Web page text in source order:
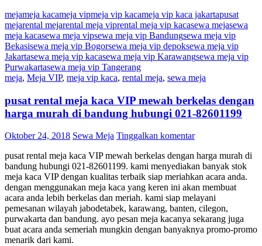
mejameja kacameja vipmeja vip kacameja vip kaca jakartapusat
mejarental mejarental meja viprental meja vip kacasewa mejasewa
meja kacasewa meja vipsewa meja vip Bandungsewa meja vip
Bekasisewa meja vip Bogorsewa meja vip depoksewa meja vip
Jakartasewa meja vip kacasewa meja vip Karawangsewa meja vip
Purwakartasewa meja vip Tangerang
meja, Meja VIP, meja vip kaca, rental meja, sewa meja
pusat rental meja kaca VIP mewah berkelas dengan
harga murah di bandung hubungi 021-82601199
Oktober 24, 2018 Sewa Meja Tinggalkan komentar
pusat rental meja kaca VIP mewah berkelas dengan harga murah di
bandung hubungi 021-82601199. kami menyediakan banyak stok
meja kaca VIP dengan kualitas terbaik siap meriahkan acara anda.
dengan menggunakan meja kaca yang keren ini akan membuat
acara anda lebih berkelas dan meriah. kami siap melayani
pemesanan wilayah jabodetabek, karawang, banten, cilegon,
purwakarta dan bandung. ayo pesan meja kacanya sekarang juga
buat acara anda semeriah mungkin dengan banyaknya promo-promo
menarik dari kami.